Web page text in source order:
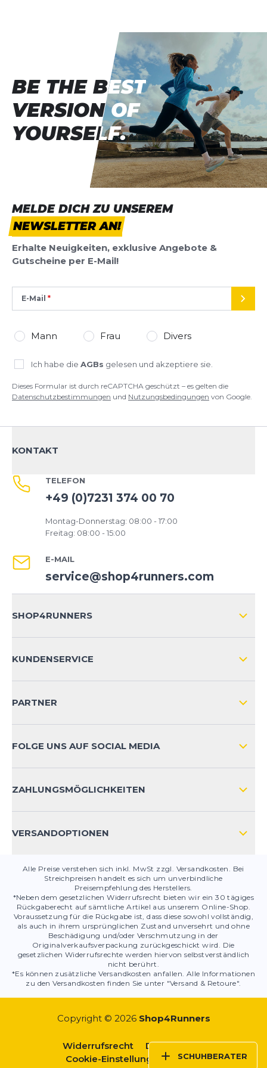
Rezension
Rezension
Dieses Formular ist durch reCAPTCHA geschützt – es gelten die
Datenschutzbestimmungenund
Google.
MELDE DICH ZU UNSEREM
NEWSLETTER AN!
Erhalte Neuigkeiten, exklusive Angebote &
Gutscheine per E-Mail!
E-Mail
Mann Frau Divers
Ich habe die AGBs gelesen und akzeptiere sie.
Dieses Formular ist durch reCAPTCHA geschützt – es gelten die
Datenschutzbestimmungen und Nutzungsbedingungen von Google.
BE THE BEST
VERSION OF
YOURSELF.
BE THE BEST
VERSION OF
YOURSELF.
KONTAKT
TELEFON
+49 (0)7231 374 00 70
Montag-Donnerstag: 08:00 - 17:00
Freitag: 08:00 - 15:00
E-MAIL
service@shop4runners.com
SHOP4RUNNERS
KUNDENSERVICE
KONTAKT
PRODUKTSICHERHEIT
PARTNER
FOLGE UNS AUF SOCIAL MEDIA
ZAHLUNGSMÖGLICHKEITEN
VERSANDOPTIONEN
Alle Preise verstehen sich inkl. MwSt zzgl. Versandkosten. Bei
Streichpreisen handelt es sich um unverbindliche
Preisempfehlung des Herstellers.
*Neben dem gesetzlichen Widerrufsrecht bieten wir ein 30 tägiges
Rückgaberecht auf sämtliche Artikel aus unserem Online-Shop.
Voraussetzung für die Rückgabe ist, dass diese sowohl vollständig,
als auch in ihrem ursprünglichen Zustand unversehrt und ohne
Beschädigung und/oder Verschmutzung in der
Originalverkaufsverpackung zurückgeschickt wird. Die
gesetzlichen Widerrufsrechte werden hiervon selbstverständlich
nicht berührt.
*Es können zusätzliche Versandkosten anfallen. Alle Informationen
zu den Versandkosten finden Sie unter "Versand & Retoure".
Copyright © 2026 Shop4Runners
Widerrufsrecht
Datenschutz
Cookie-Einstellungen
AGBs
SCHUHBERATER